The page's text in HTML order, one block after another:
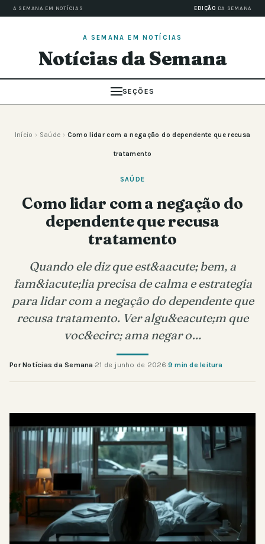
A SEMANA EM NOTÍCIAS EDIÇÃO DA SEMANA
A SEMANA EM NOTÍCIAS
Notícias da Semana
SEÇÕES
Início › Saúde › Como lidar com a negação do dependente que recusa
tratamento
SAÚDE
Como lidar com a negação do
dependente que recusa
tratamento
Quando ele diz que est&aacute; bem, a
fam&iacute;lia precisa de calma e estrategia
para lidar com a negação do dependente que
recusa tratamento. Ver algu&eacute;m que
voc&ecirc; ama negar o…
Por Notícias da Semana·21 de junho de 2026·9 min de leitura